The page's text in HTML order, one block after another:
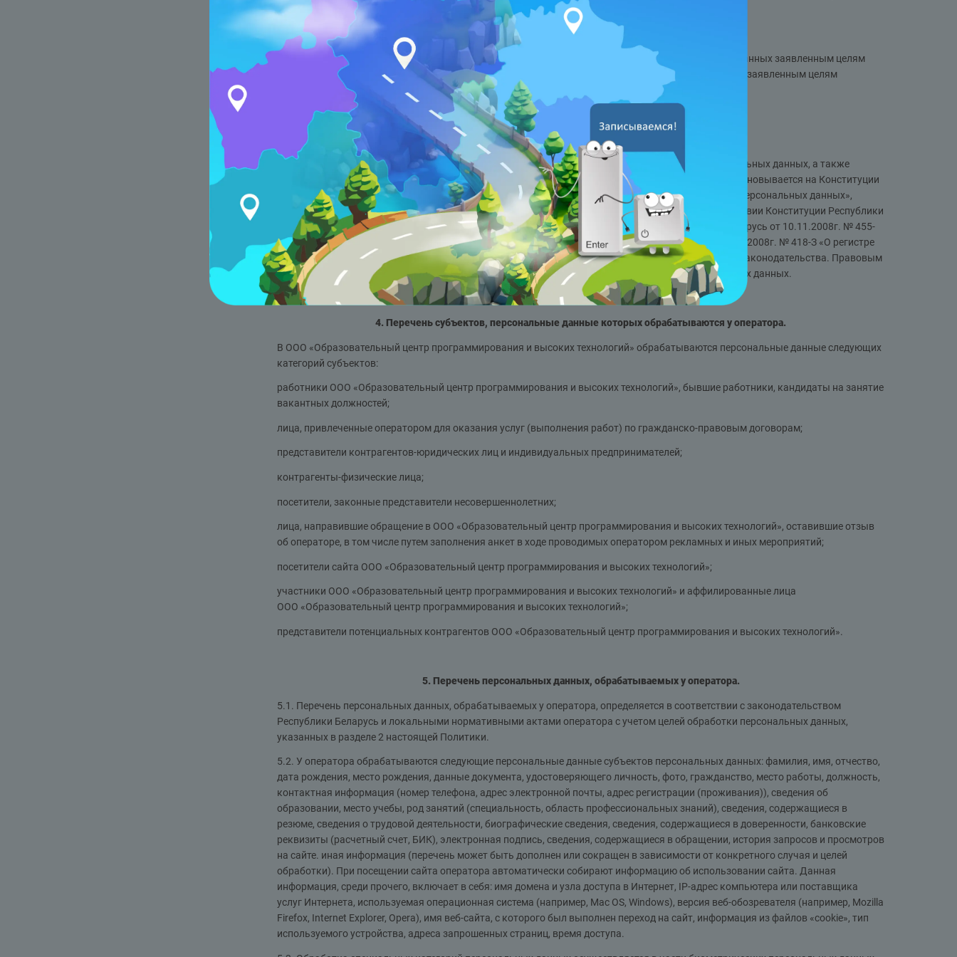
связанных с использованием сайта;
осуществление иных полномочий и обязанностей, возложенных на оператора законодательством.
2.2. Оператор обеспечивает соответствие содержания и объема обрабатываемых персональных данных заявленным целям
обработки и при необходимости, принимает меры по устранению их избыточности по отношению к заявленным целям
3. Правовые основания обработки персональных данных.
Отношения в сфере обработки персональных данных регулируются законодательством о персональных данных, а также
международными договорами Республики Беларусь. Законодательство о персональных данных основывается на Конституции
Республики Беларусь и состоит из Закона Республики Беларусь от 07.05.2021г. № 99-З «О защите персональных данных»,
Решения Конституционного Суда Республики Беларусь от 29.04.2021г. № Р-1261/2021 «О соответствии Конституции Республики
Беларусь Закона Республики Беларусь «О защите персональных данных», Закона Республики Беларусь от 10.11.2008г. № 455-
З «Об информации, информатизации и защите информации», Закона Республики Беларусь от 21.07.2008г. № 418-З «О регистре
населения», Кодекса Республики Беларусь об административных правонарушениях и иных актов законодательства. Правовым
основанием обработки персональных данных также является согласие на обработку персональных данных.
4. Перечень субъектов, персональные данные которых обрабатываются у оператора.
В ООО «Образовательный центр программирования и высоких технологий» обрабатываются персональные данные следующих
категорий субъектов:
работники ООО «Образовательный центр программирования и высоких технологий», бывшие работники, кандидаты на занятие
вакантных должностей;
лица, привлеченные оператором для оказания услуг (выполнения работ) по гражданско-правовым договорам;
представители контрагентов-юридических лиц и индивидуальных предпринимателей;
контрагенты-физические лица;
посетители, законные представители несовершеннолетних;
лица, направившие обращение в ООО «Образовательный центр программирования и высоких технологий», оставившие отзыв
об операторе, в том числе путем заполнения анкет в ходе проводимых оператором рекламных и иных мероприятий;
посетители сайта ООО «Образовательный центр программирования и высоких технологий»;
участники ООО «Образовательный центр программирования и высоких технологий» и аффилированные лица
ООО «Образовательный центр программирования и высоких технологий»;
представители потенциальных контрагентов ООО «Образовательный центр программирования и высоких технологий».
5. Перечень персональных данных, обрабатываемых у оператора.
5.1. Перечень персональных данных, обрабатываемых у оператора, определяется в соответствии с законодательством
Республики Беларусь и локальными нормативными актами оператора с учетом целей обработки персональных данных,
указанных в разделе 2 настоящей Политики.
5.2. У оператора обрабатываются следующие персональные данные субъектов персональных данных: фамилия, имя, отчество,
дата рождения, место рождения, данные документа, удостоверяющего личность, фото, гражданство, место работы, должность,
контактная информация (номер телефона, адрес электронной почты, адрес регистрации (проживания)), сведения об
образовании, место учебы, род занятий (специальность, область профессиональных знаний), сведения, содержащиеся в
резюме, сведения о трудовой деятельности, биографические сведения, сведения, содержащиеся в доверенности, банковские
реквизиты (расчетный счет, БИК), электронная подпись, сведения, содержащиеся в обращении, история запросов и просмотров
на сайте. иная информация (перечень может быть дополнен или сокращен в зависимости от конкретного случая и целей
обработки). При посещении сайта оператора автоматически собирают информацию об использовании сайта. Данная
информация, среди прочего, включает в себя: имя домена и узла доступа в Интернет, IP-адрес компьютера или поставщика
услуг Интернета, используемая операционная система (например, Mac OS, Windows), версия веб-обозревателя (например, Mozilla
Firefox, Internet Explorer, Opera), имя веб-сайта, с которого был выполнен переход на сайт, информация из файлов «cookie», тип
используемого устройства, адреса запрошенных страниц, время доступа.